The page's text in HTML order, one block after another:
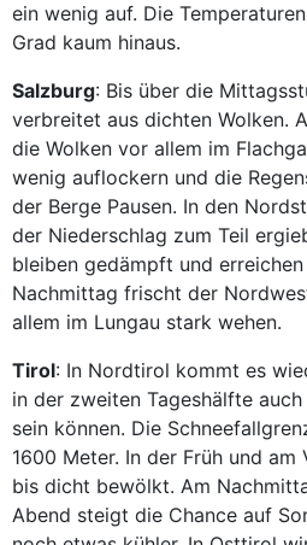
ein wenig auf. Die
Grad kaum hinaus.
Salzburg: Bis über die
verbreitet aus dichten Wolken.
die Wolken vor allem im
wenig auflockern und die
der Berge Pausen. In den
der Niederschlag zum Teil
bleiben gedämpft und
Nachmittag frischt der
allem im Lungau stark wehen.
Tirol: In Nordtirol kommt es
in der zweiten Tageshälfte
sein können. Die
1600 Meter. In der Früh und
bis dicht bewölkt. Am
Abend steigt die Chance auf